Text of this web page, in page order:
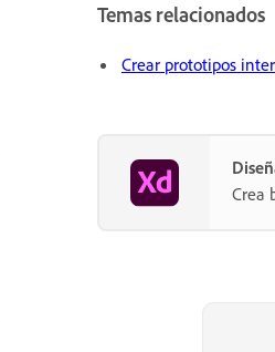
Temas relacionados
Crear prototipos
Crea